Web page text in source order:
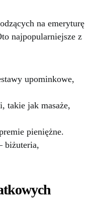
na emeryturę
najpopularniejsze z
upominkowe,
takie jak masaże,
pieniężne.
biżuteria,